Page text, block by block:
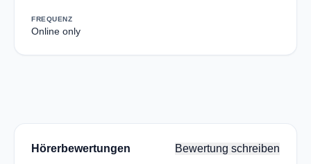
FREQUENZ
Online only
Hörerbewertungen Bewertung schreiben